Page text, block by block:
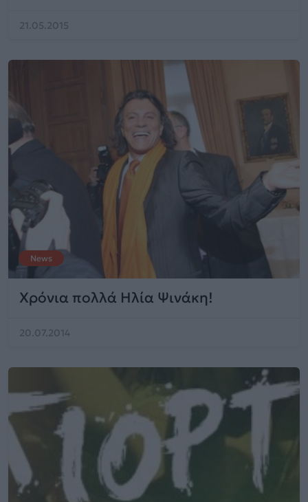
21.05.2015
News
Χρόνια πολλά Ηλία Ψινάκη!
20.07.2014